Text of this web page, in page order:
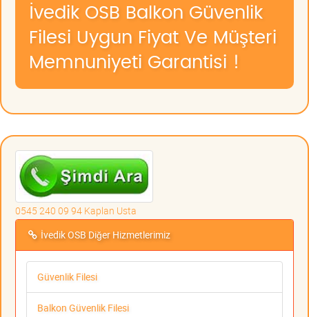
İvedik OSB Balkon Güvenlik
Filesi Uygun Fiyat Ve Müşteri
Memnuniyeti Garantisi !
0545 240 09 94 Kaplan Usta
İvedik OSB Diğer Hizmetlerimiz
Güvenlik Filesi
Balkon Güvenlik Filesi